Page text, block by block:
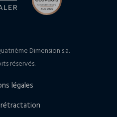
Dimension s.a.
réservés.
légales